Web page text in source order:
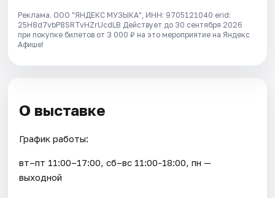
Реклама. ООО "ЯНДЕКС МУЗЫКА", ИНН: 9705121040 erid:
25H8d7vbP8SRTvHZrUcdLB Действует до 30 сентября 2026
при покупке билетов от 3 000 ₽ на это мероприятие на Яндекс
Афише!
О выставке
График работы:
вт–пт 11:00–17:00, сб–вс 11:00-18:00, пн —
выходной